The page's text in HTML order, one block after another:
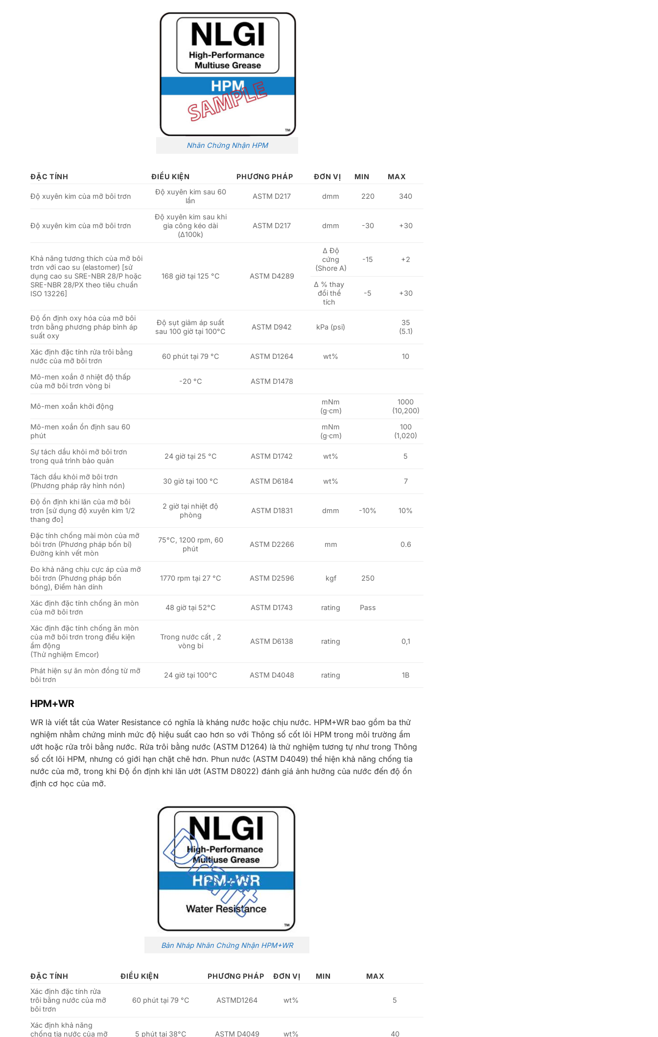
Nhãn Chứng Nhận HPM
ĐẶC TÍNH ĐIỀU KIỆN PHƯƠNG PHÁP ĐƠN VỊ MIN MAX
Độ xuyên kim của mỡ bôi trơn
Độ xuyên kim sau 60
lần
ASTM D217 dmm 220 340
Độ xuyên kim của mỡ bôi trơn
Độ xuyên kim sau khi
gia công kéo dài
(Δ100k)
ASTM D217 dmm -30 +30
Khả năng tương thích của mỡ bôi
trơn với cao su (elastomer) [sử
dụng cao su SRE-NBR 28/P hoặc
SRE-NBR 28/PX theo tiêu chuẩn
ISO 13226]
168 giờ tại 125 °C ASTM D4289
Δ Độ
cứng
(Shore A)
-15 +2
Δ % thay
đổi thể
tích
-5 +30
Độ ổn định oxy hóa của mỡ bôi
trơn bằng phương pháp bình áp
suất oxy
Độ sụt giảm áp suất
sau 100 giờ tại 100°C
ASTM D942 kPa (psi)
35
(5.1)
Xác định đặc tính rửa trôi bằng
nước của mỡ bôi trơn
60 phút tại 79 °C ASTM D1264 wt% 10
Mô-men xoắn ở nhiệt độ thấp
của mỡ bôi trơn vòng bi
-20 °C ASTM D1478
Mô-men xoắn khởi động
mNm
(g·cm)
1000
(10,200)
Mô-men xoắn ổn định sau 60
phút
mNm
(g·cm)
100
(1,020)
Sự tách dầu khỏi mỡ bôi trơn
trong quá trình bảo quản
24 giờ tại 25 °C ASTM D1742 wt% 5
Tách dầu khỏi mỡ bôi trơn
(Phương pháp rây hình nón)
30 giờ tại 100 °C ASTM D6184 wt% 7
Độ ổn định khi lăn của mỡ bôi
trơn [sử dụng độ xuyên kim 1/2
thang đo]
2 giờ tại nhiệt độ
phòng
ASTM D1831 dmm -10% 10%
Đặc tính chống mài mòn của mỡ
bôi trơn (Phương pháp bốn bi)
Đường kính vết mòn
75°C, 1200 rpm, 60
phút
ASTM D2266 mm 0.6
Đo khả năng chịu cực áp của mỡ
bôi trơn (Phương pháp bốn
bóng), Điểm hàn dính
1770 rpm tại 27 °C ASTM D2596 kgf 250
Xác định đặc tính chống ăn mòn
của mỡ bôi trơn
48 giờ tại 52°C ASTM D1743 rating Pass
Xác định đặc tính chống ăn mòn
của mỡ bôi trơn trong điều kiện
ẩm động
(Thử nghiệm Emcor)
Trong nước cất , 2
vòng bi
ASTM D6138 rating 0,1
Phát hiện sự ăn mòn đồng từ mỡ
bôi trơn
24 giờ tại 100°C ASTM D4048 rating 1B
HPM+WR
WR là viết tắt của Water Resistance có nghĩa là kháng nước hoặc chịu nước. HPM+WR bao gồm ba thử
nghiệm nhằm chứng minh mức độ hiệu suất cao hơn so với Thông số cốt lõi HPM trong môi trường ẩm
ướt hoặc rửa trôi bằng nước. Rửa trôi bằng nước (ASTM D1264) là thử nghiệm tương tự như trong Thông
số cốt lõi HPM, nhưng có giới hạn chặt chẽ hơn. Phun nước (ASTM D4049) thể hiện khả năng chống tia
nước của mỡ, trong khi Độ ổn định khi lăn ướt (ASTM D8022) đánh giá ảnh hưởng của nước đến độ ổn
định cơ học của mỡ.
Bản Nháp Nhãn Chứng Nhận HPM+WR
ĐẶC TÍNH ĐIỀU KIỆN PHƯƠNG PHÁP ĐƠN VỊ MIN
MAX
Xác định đặc tính rửa
trôi bằng nước của mỡ
bôi trơn
60 phút tại 79 °C ASTMD1264 wt% 5
Xác định khả năng
chống tia nước của mỡ
5 phút tại 38°C ASTM D4049 wt% 40